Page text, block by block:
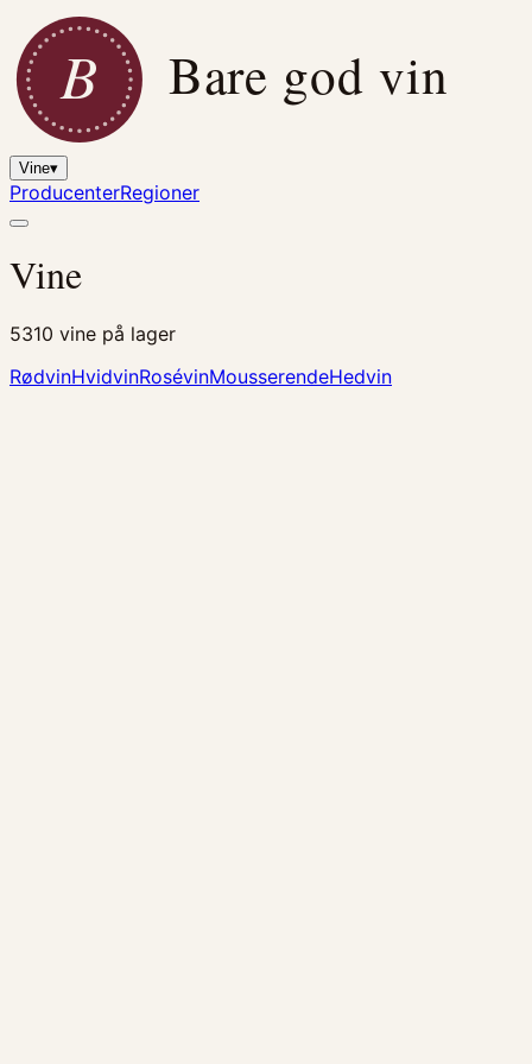
B Bare god vin
Vine▾
ProducenterRegioner
Vine
5310 vine på lager
RødvinHvidvinRosévinMousserendeHedvin